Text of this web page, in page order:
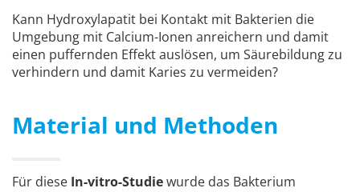
Kann Hydroxylapatit bei Kontakt mit Bakterien die
Umgebung mit Calcium-Ionen anreichern und damit
einen puffernden Effekt auslösen, um Säurebildung zu
verhindern und damit Karies zu vermeiden?
Material und Methoden
Für diese In-vitro-Studiewurde das Bakterium